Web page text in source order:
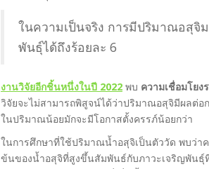
ในความเป็นจริง การมีปริมาณอสุจิ
พันธุ์ได้ถึงร้อยละ 6
งานวิจัยอีกชิ้นหนึ่งในปี 2022 พบ ความเชื่อมโย
วิจัยจะไม่สามารถพิสูจน์ได้ว่าปริมาณอสุจิมีผลต่อ
ในปริมาณน้อยมักจะมีโอกาสตั้งครรภ์น้อยกว่า
ในการศึกษาที่ใช้ปริมาณน้ำอสุจิเป็นตัววัด พบว่า
ข้นของน้ำอสุจิที่สูงขึ้นสัมพันธ์กับภาวะเจริญพันธุ์